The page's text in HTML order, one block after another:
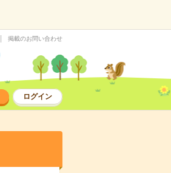
掲載のお問い合わせ
ログイン